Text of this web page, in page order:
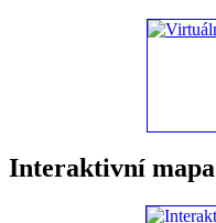
Interaktivní mapa